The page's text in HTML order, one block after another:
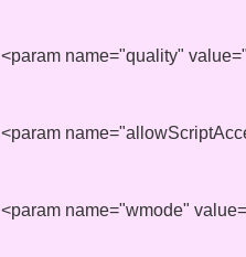
<param name="quality"
<param
<param name="wmode"